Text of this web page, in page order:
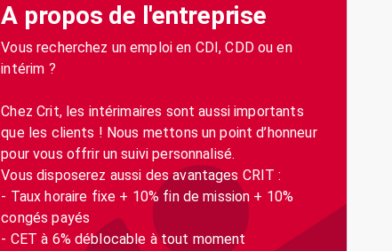
A propos de l'entreprise
Vous recherchez un emploi en CDI, CDD ou en
intérim ?
Chez Crit, les intérimaires sont aussi importants
que les clients ! Nous mettons un point d’honneur
pour vous offrir un suivi personnalisé.
Vous disposerez aussi des avantages CRIT :
- Taux horaire fixe + 10% fin de mission + 10%
congés payés
- CET à 6% déblocable à tout moment